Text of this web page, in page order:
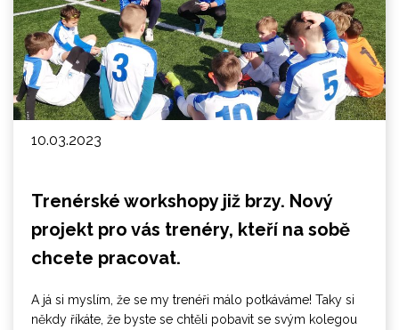
10.03.2023
Trenérské workshopy již brzy. Nový
projekt pro vás trenéry, kteří na sobě
chcete pracovat.
A já si myslím, že se my trenéři málo potkáváme! Taky si
někdy říkáte, že byste se chtěli pobavit se svým kolegou